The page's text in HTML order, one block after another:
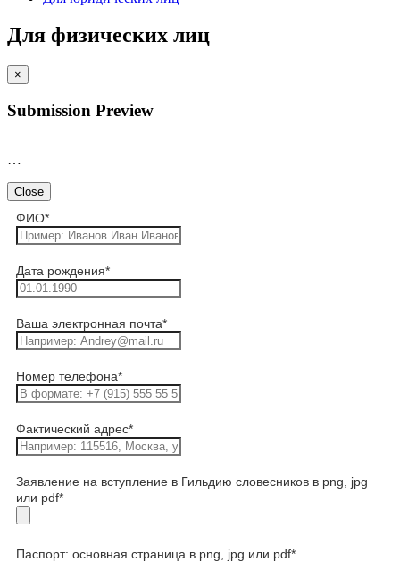
Для физических лиц
×
Submission Preview
…
Close
ФИО*
Дата рождения*
Ваша электронная почта*
Номер телефона*
Фактический адрес*
Заявление на вступление в Гильдию словесников в png, jpg
или pdf*
Паспорт: основная страница в png, jpg или pdf*